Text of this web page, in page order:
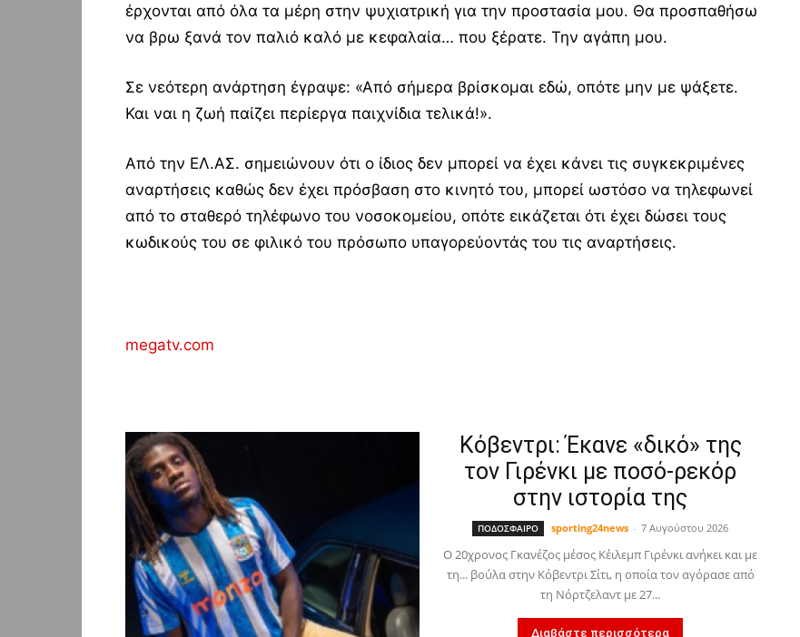
έρχονται από όλα τα μέρη στην ψυχιατρική για την προστασία μου. Θα προσπαθήσω
να βρω ξανά τον παλιό καλό με κεφαλαία… που ξέρατε. Την αγάπη μου.
Σε νεότερη ανάρτηση έγραψε: «Από σήμερα βρίσκομαι εδώ, οπότε μην με ψάξετε.
Και ναι η ζωή παίζει περίεργα παιχνίδια τελικά!».
Από την ΕΛ.ΑΣ. σημειώνουν ότι ο ίδιος δεν μπορεί να έχει κάνει τις συγκεκριμένες
αναρτήσεις καθώς δεν έχει πρόσβαση στο κινητό του, μπορεί ωστόσο να τηλεφωνεί
από το σταθερό τηλέφωνο του νοσοκομείου, οπότε εικάζεται ότι έχει δώσει τους
κωδικούς του σε φιλικό του πρόσωπο υπαγορεύοντάς του τις αναρτήσεις.
megatv.com
Κόβεντρι: Έκανε «δικό» της
τον Γιρένκι με ποσό-ρεκόρ
στην ιστορία της
ΠΟΔΟΣΦΑΙΡΟ sporting24news - 7 Αυγούστου 2026
Ο 20χρονος Γκανέζος μέσος Κέιλεμπ Γιρένκι ανήκει και με
τη... βούλα στην Κόβεντρι Σίτι, η οποία τον αγόρασε από
τη Νόρτζελαντ με 27...
Διαβάστε περισσότερα